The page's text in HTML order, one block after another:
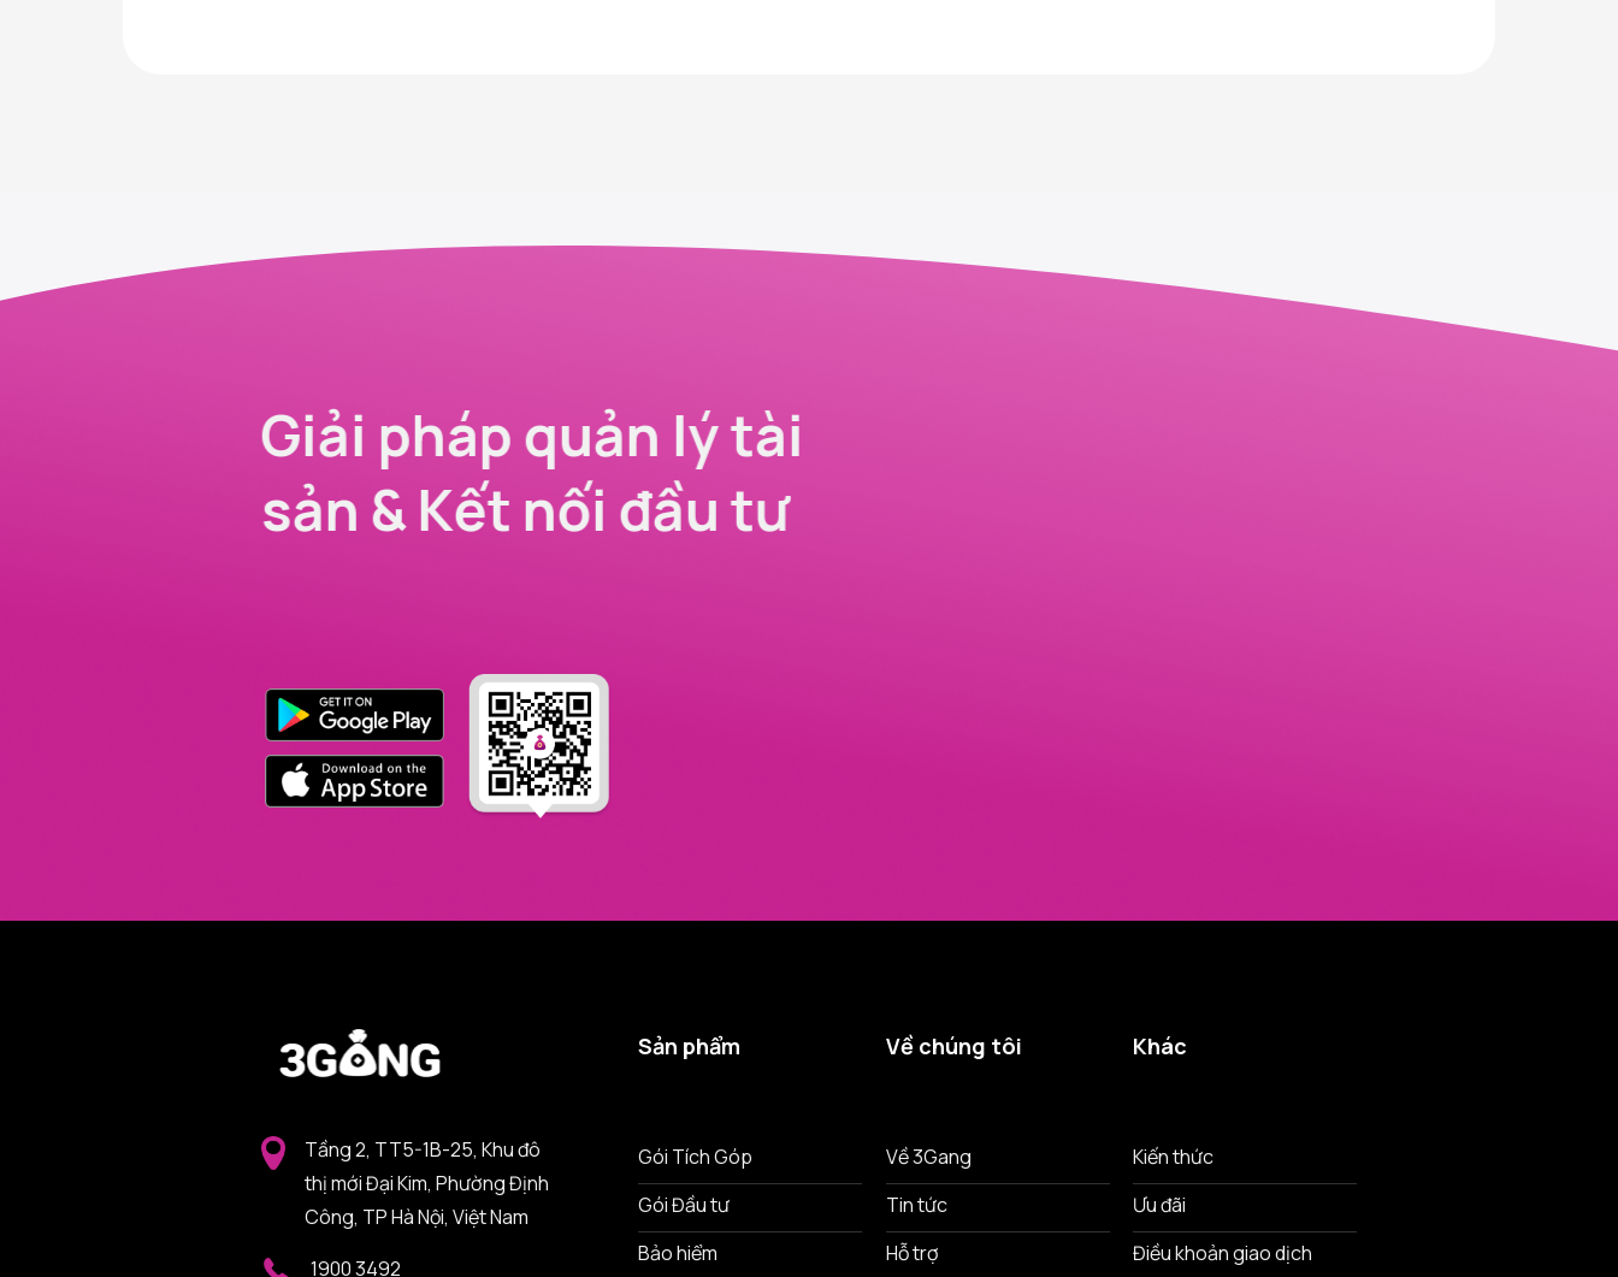
Giải pháp quản lý tài
sản & Kết nối đầu tư
Tầng 2, TT5-1B-25, Khu đô
thị mới Đại Kim, Phường Định
Công, TP Hà Nội, Việt Nam
1900 3492
Sản phẩm
Gói Tích Góp
Gói Đầu tư
Bảo hiểm
Về chúng tôi
Về 3Gang
Tin tức
Hỗ trợ
Khác
Kiến thức
Ưu đãi
Điều khoản giao dịch